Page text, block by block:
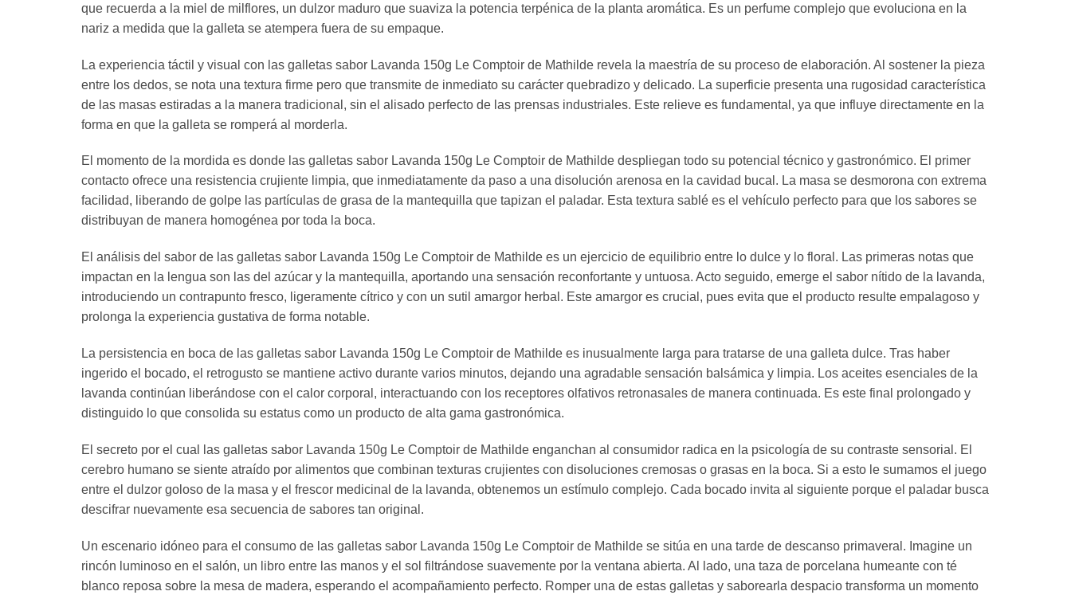
que recuerda a la miel de milflores, un dulzor maduro que suaviza la potencia terpénica de la planta aromática. Es un perfume complejo que evoluciona en la
nariz a medida que la galleta se atempera fuera de su empaque.
La experiencia táctil y visual con las galletas sabor Lavanda 150g Le Comptoir de Mathilde revela la maestría de su proceso de elaboración. Al sostener la pieza
entre los dedos, se nota una textura firme pero que transmite de inmediato su carácter quebradizo y delicado. La superficie presenta una rugosidad característica
de las masas estiradas a la manera tradicional, sin el alisado perfecto de las prensas industriales. Este relieve es fundamental, ya que influye directamente en la
forma en que la galleta se romperá al morderla.
El momento de la mordida es donde las galletas sabor Lavanda 150g Le Comptoir de Mathilde despliegan todo su potencial técnico y gastronómico. El primer
contacto ofrece una resistencia crujiente limpia, que inmediatamente da paso a una disolución arenosa en la cavidad bucal. La masa se desmorona con extrema
facilidad, liberando de golpe las partículas de grasa de la mantequilla que tapizan el paladar. Esta textura sablé es el vehículo perfecto para que los sabores se
distribuyan de manera homogénea por toda la boca.
El análisis del sabor de las galletas sabor Lavanda 150g Le Comptoir de Mathilde es un ejercicio de equilibrio entre lo dulce y lo floral. Las primeras notas que
impactan en la lengua son las del azúcar y la mantequilla, aportando una sensación reconfortante y untuosa. Acto seguido, emerge el sabor nítido de la lavanda,
introduciendo un contrapunto fresco, ligeramente cítrico y con un sutil amargor herbal. Este amargor es crucial, pues evita que el producto resulte empalagoso y
prolonga la experiencia gustativa de forma notable.
La persistencia en boca de las galletas sabor Lavanda 150g Le Comptoir de Mathilde es inusualmente larga para tratarse de una galleta dulce. Tras haber
ingerido el bocado, el retrogusto se mantiene activo durante varios minutos, dejando una agradable sensación balsámica y limpia. Los aceites esenciales de la
lavanda continúan liberándose con el calor corporal, interactuando con los receptores olfativos retronasales de manera continuada. Es este final prolongado y
distinguido lo que consolida su estatus como un producto de alta gama gastronómica.
El secreto por el cual las galletas sabor Lavanda 150g Le Comptoir de Mathilde enganchan al consumidor radica en la psicología de su contraste sensorial. El
cerebro humano se siente atraído por alimentos que combinan texturas crujientes con disoluciones cremosas o grasas en la boca. Si a esto le sumamos el juego
entre el dulzor goloso de la masa y el frescor medicinal de la lavanda, obtenemos un estímulo complejo. Cada bocado invita al siguiente porque el paladar busca
descifrar nuevamente esa secuencia de sabores tan original.
Un escenario idóneo para el consumo de las galletas sabor Lavanda 150g Le Comptoir de Mathilde se sitúa en una tarde de descanso primaveral. Imagine un
rincón luminoso en el salón, un libro entre las manos y el sol filtrándose suavemente por la ventana abierta. Al lado, una taza de porcelana humeante con té
blanco reposa sobre la mesa de madera, esperando el acompañamiento perfecto. Romper una de estas galletas y saborearla despacio transforma un momento